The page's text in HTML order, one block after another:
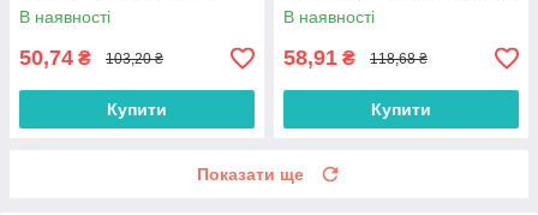
В наявності
50,74 ₴ 103,20 ₴
Купити
В наявності
58,91 ₴ 118,68 ₴
Купити
Показати ще